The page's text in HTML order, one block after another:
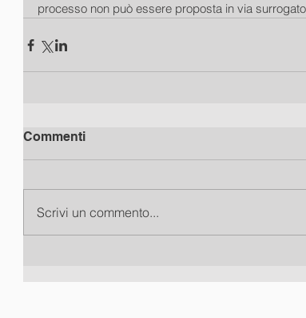
processo non può essere proposta in via
Commenti
Scrivi un commento...